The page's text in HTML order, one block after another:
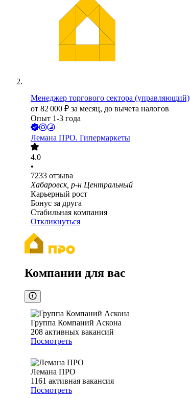
Менеджер торгового сектора (управляющий)
от 82 000 ₽ за месяц, до вычета налогов
Опыт 1-3 года
Лемана ПРО. Гипермаркеты
4.0
•
7233 отзыва
Хабаровск, р-н Центральный
Карьерный рост
Бонус за друга
Стабильная компания
Откликнуться
Компании для вас
Группа Компаний Аскона
208 активных вакансий
Посмотреть
Лемана ПРО
1161 активная вакансия
Посмотреть